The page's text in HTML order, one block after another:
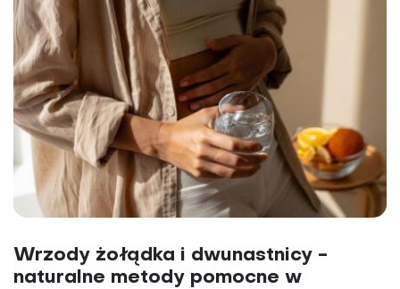
Wrzody żołądka i dwunastnicy -
naturalne metody pomocne w